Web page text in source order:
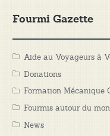
Fourmi Gazette
Aide au Voyageurs à
Donations
Formation Mécanique
Fourmis autour du
News